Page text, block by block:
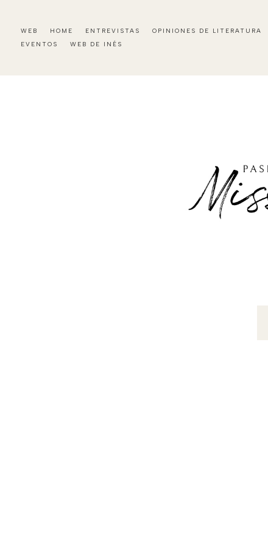
WEB HOME ENTREVISTAS OPINIONES DE LITERATURA
EVENTOS
WEB DE INÉS